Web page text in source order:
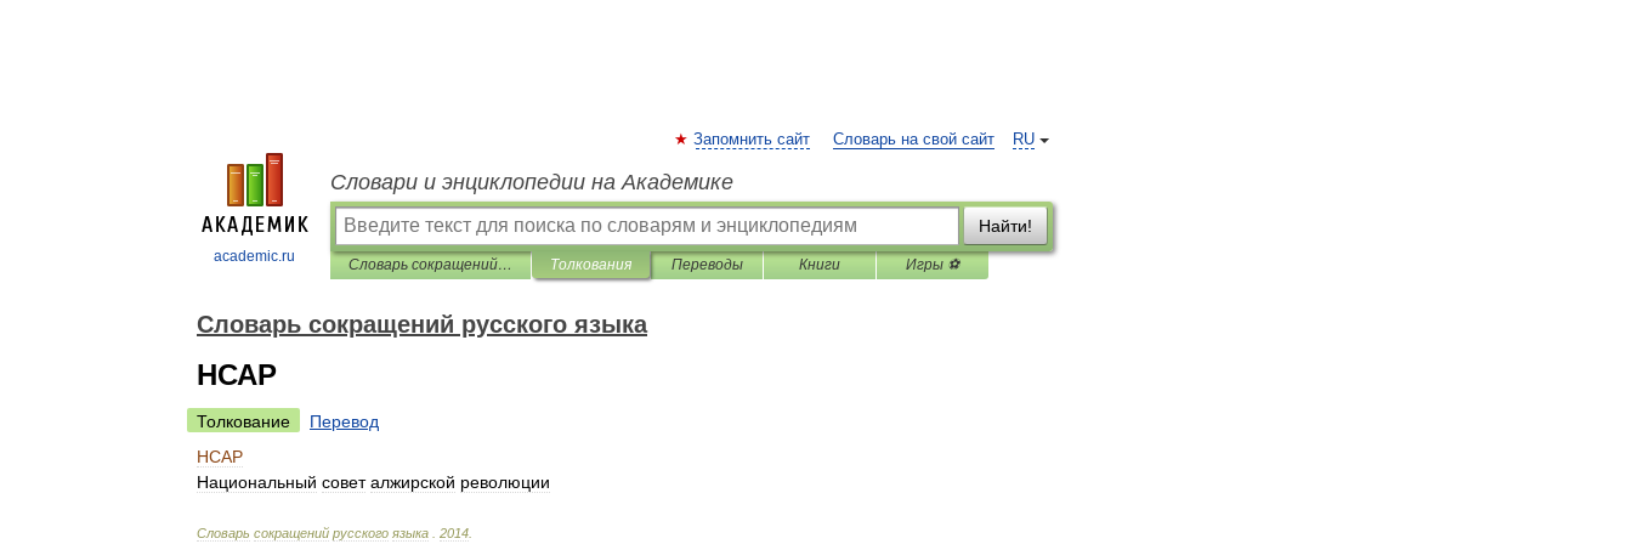
academic.ru
RU
Запомнить сайт Словарь на свой сайт
Словари и энциклопедии на Академике
Найти!
Словарь сокращений русского языка Толкования Переводы Книги Игры ⚽
Словарь сокращений русского языка
НСАР
Толкование
Перевод
НСАР
Национальный совет алжирской революции
Словарь сокращений русского языка 2014